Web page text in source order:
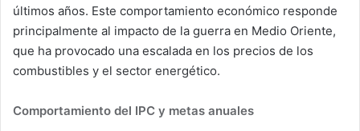
últimos años. Este comportamiento económico responde
principalmente al impacto de la guerra en Medio Oriente,
que ha provocado una escalada en los precios de los
combustibles y el sector energético.
Comportamiento del IPC y metas anuales